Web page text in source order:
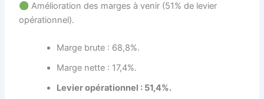
Amélioration des marges à venir (51% de levier
opérationnel).
Marge brute : 68,8%.
Marge nette : 17,4%.
Levier opérationnel : 51,4%.